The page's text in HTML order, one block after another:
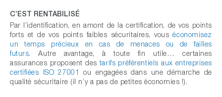
C’EST RENTABILISÉ
Par l’identification, en amont de la certification, de vos points
forts et de vos points faibles sécuritaires, vouséconomisez
un temps précieux en cas de menaces ou de failles
futurs. Autre avantage, à toute fin utile… certaines
assurances proposent destarifs préférentiels aux entreprises
certifiées ISO 27001
ou engagées dans une démarche de
qualité sécuritaire (il n’y a pas de petites économies !).